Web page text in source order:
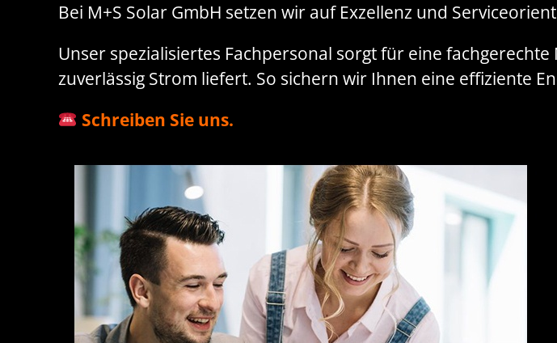
Bei M+S Solar GmbH setzen wir auf Exzellenz und
Unser spezialisiertes Fachpersonal sorgt für eine
zuverlässig Strom liefert. So sichern wir Ihnen eine effiziente
Schreiben Sie uns.